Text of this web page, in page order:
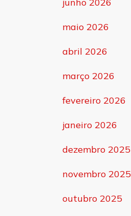
maio 2026
abril 2026
março 2026
fevereiro 2026
janeiro 2026
dezembro 2025
novembro 2025
outubro 2025